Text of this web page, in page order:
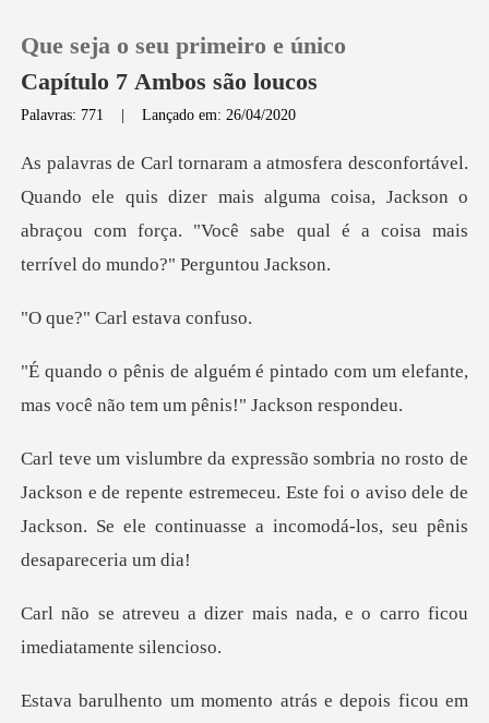
0
Baixar App
Que seja o seu primeiro e único
Capítulo 7 Ambos são loucos
Palavras: 771 |Lançado em: 26/04/2020
le quis dizer mais alguma coisa, Jackson o
abraçou com força. "Vo
arl estava
ado com um elefante,
mas você não
e de repente estremeceu. Este foi o aviso dele de
Jackson. Se
mais nada, e o carro ficou
depois ficou em